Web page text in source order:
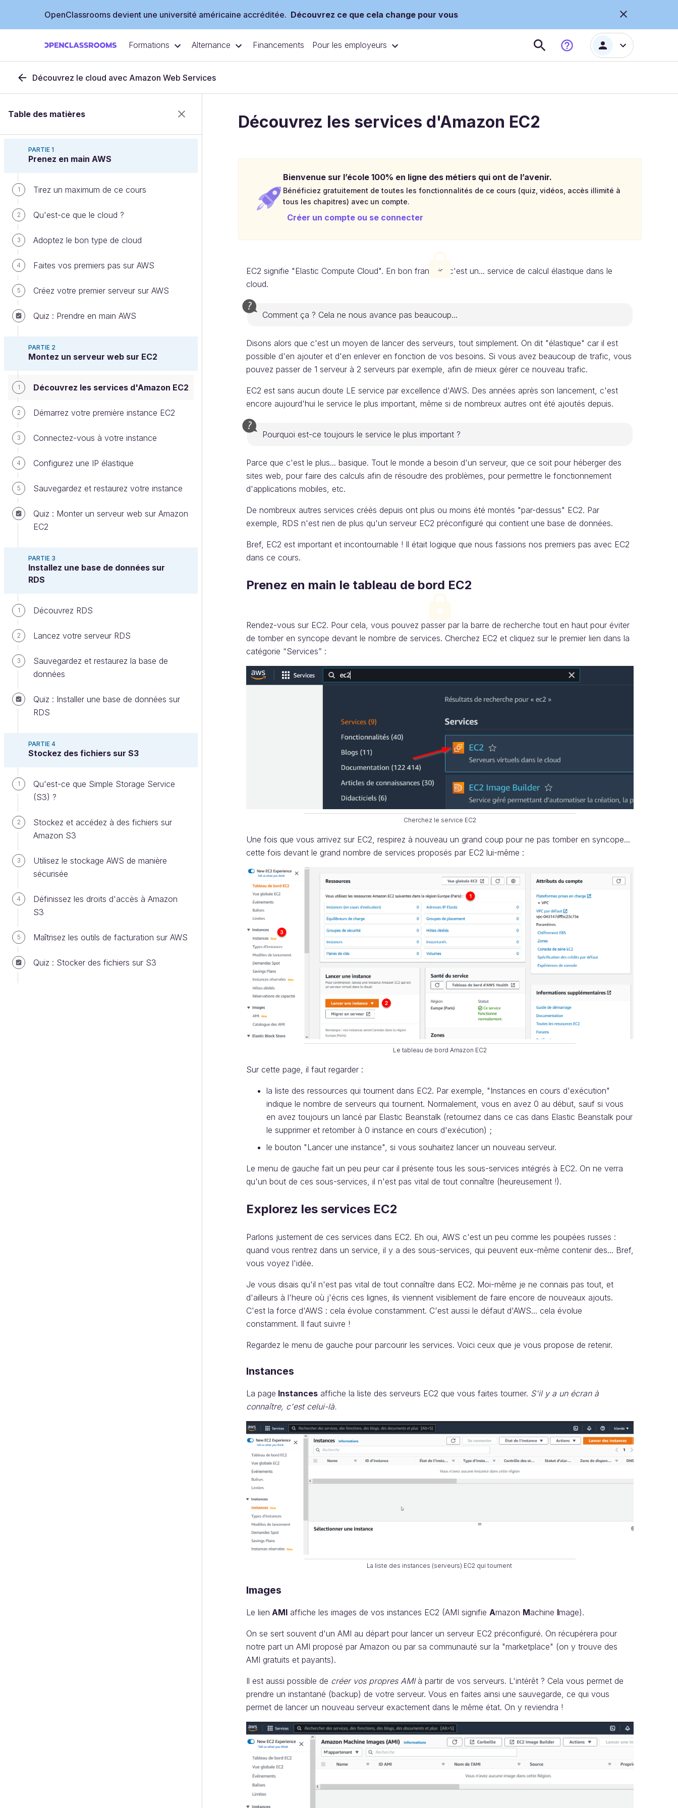
OpenClassrooms devient une université américaine accréditée. Découvrez ce que cela change pour vous
Formations Alternance Financements Pour les employeurs
Découvrez le cloud avec Amazon Web Services
Table des matières
PARTIE 1
Prenez en main AWS
1 Tirez un maximum de ce cours
2 Qu'est-ce que le cloud ?
3 Adoptez le bon type de cloud
4 Faites vos premiers pas sur AWS
5 Créez votre premier serveur sur AWS
Quiz : Prendre en main AWS
PARTIE 2
Montez un serveur web sur EC2
1 Découvrez les services d'Amazon EC2
2 Démarrez votre première instance EC2
3 Connectez-vous à votre instance
4 Configurez une IP élastique
5 Sauvegardez et restaurez votre instance
Quiz : Monter un serveur web sur Amazon
EC2
PARTIE 3
Installez une base de données sur
RDS
1 Découvrez RDS
2 Lancez votre serveur RDS
3
Sauvegardez et restaurez la base de
données
Quiz : Installer une base de données sur
RDS
PARTIE 4
Stockez des fichiers sur S3
1
Qu'est-ce que Simple Storage Service
(S3) ?
2
Stockez et accédez à des fichiers sur
Amazon S3
3
Utilisez le stockage AWS de manière
sécurisée
4
Définissez les droits d'accès à Amazon
S3
5 Maîtrisez les outils de facturation sur AWS
Quiz : Stocker des fichiers sur S3
Découvrez les services d'Amazon EC2
Bienvenue sur l’école 100% en ligne des métiers qui ont de l’avenir.
Bénéficiez gratuitement de toutes les fonctionnalités de ce cours (quiz, vidéos, accès illimité à
tous les chapitres) avec un compte.
Créer un compte ou se connecter
EC2 signifie "Elastic Compute Cloud". En bon français, c'est un... service de calcul élastique dans le
cloud.
Comment ça ? Cela ne nous avance pas beaucoup...
Disons alors que c'est un moyen de lancer des serveurs, tout simplement. On dit "élastique" car il est
possible d'en ajouter et d'en enlever en fonction de vos besoins. Si vous avez beaucoup de trafic, vous
pouvez passer de 1 serveur à 2 serveurs par exemple, afin de mieux gérer ce nouveau trafic.
EC2 est sans aucun doute LE service par excellence d'AWS. Des années après son lancement, c'est
encore aujourd'hui le service le plus important, même si de nombreux autres ont été ajoutés depuis.
Pourquoi est-ce toujours le service le plus important ?
Parce que c'est le plus... basique. Tout le monde a besoin d'un serveur, que ce soit pour héberger des
sites web, pour faire des calculs afin de résoudre des problèmes, pour permettre le fonctionnement
d'applications mobiles, etc.
De nombreux autres services créés depuis ont plus ou moins été montés "par-dessus" EC2. Par
exemple, RDS n'est rien de plus qu'un serveur EC2 préconfiguré qui contient une base de données.
Bref, EC2 est important et incontournable ! Il était logique que nous fassions nos premiers pas avec EC2
dans ce cours.
Prenez en main le tableau de bord EC2
Rendez-vous sur EC2. Pour cela, vous pouvez passer par la barre de recherche tout en haut pour éviter
de tomber en syncope devant le nombre de services. Cherchez EC2 et cliquez sur le premier lien dans la
catégorie “Services” :
Cherchez le service EC2
Une fois que vous arrivez sur EC2, respirez à nouveau un grand coup pour ne pas tomber en syncope...
cette fois devant le grand nombre de services proposés par EC2 lui-même :
Le tableau de bord Amazon EC2
Sur cette page, il faut regarder :
la liste des ressources qui tournent dans EC2. Par exemple, "Instances en cours d'exécution"
indique le nombre de serveurs qui tournent. Normalement, vous en avez 0 au début, sauf si vous
en avez toujours un lancé par Elastic Beanstalk (retournez dans ce cas dans Elastic Beanstalk pour
le supprimer et retomber à 0 instance en cours d'exécution) ;
le bouton "Lancer une instance", si vous souhaitez lancer un nouveau serveur.
Le menu de gauche fait un peu peur car il présente tous les sous-services intégrés à EC2. On ne verra
qu'un bout de ces sous-services, il n'est pas vital de tout connaître (heureusement !).
Explorez les services EC2
Parlons justement de ces services dans EC2. Eh oui, AWS c'est un peu comme les poupées russes :
quand vous rentrez dans un service, il y a des sous-services, qui peuvent eux-même contenir des... Bref,
vous voyez l'idée.
Je vous disais qu'il n'est pas vital de tout connaître dans EC2. Moi-même je ne connais pas tout, et
d'ailleurs à l'heure où j'écris ces lignes, ils viennent visiblement de faire encore de nouveaux ajouts.
C'est la force d'AWS : cela évolue constamment. C'est aussi le défaut d'AWS... cela évolue
constamment. Il faut suivre !
Regardez le menu de gauche pour parcourir les services. Voici ceux que je vous propose de retenir.
Instances
La page Instances affiche la liste des serveurs EC2 que vous faites tourner. S'il y a un écran à
connaître, c'est celui-là.
La liste des instances (serveurs) EC2 qui tournent
Images
Le lien AMI affiche les images de vos instances EC2 (AMI signifie Amazon Machine Image).
On se sert souvent d'un AMI au départ pour lancer un serveur EC2 préconfiguré. On récupérera pour
notre part un AMI proposé par Amazon ou par sa communauté sur la "marketplace" (on y trouve des
AMI gratuits et payants).
Il est aussi possible de créer vos propres AMIà partir de vos serveurs. L'intérêt ? Cela vous permet de
prendre un instantané (backup) de votre serveur. Vous en faites ainsi une sauvegarde, ce qui vous
permet de lancer un nouveau serveur exactement dans le même état. On y reviendra !